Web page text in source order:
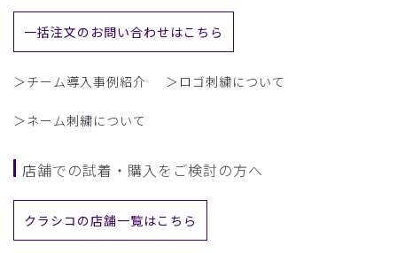
一括注文のお問い合わせはこちら
＞チーム導入事例紹介 ＞ロゴ刺繍について
＞ネーム刺繍について
店舗での試着・購入をご検討の方へ
クラシコの店舗一覧はこちら